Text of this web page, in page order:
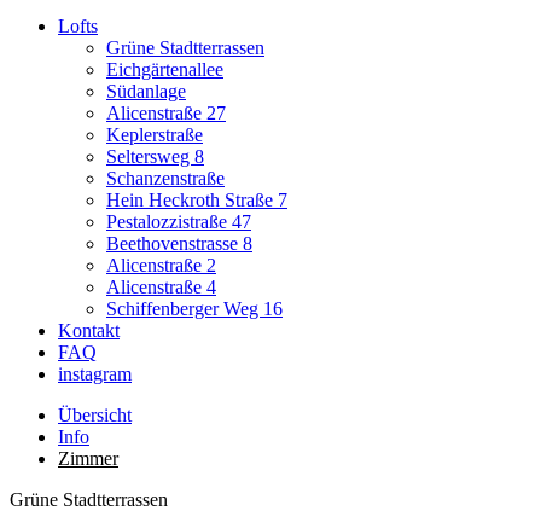
Lofts
Grüne Stadtterrassen
Eichgärtenallee
Südanlage
Alicenstraße 27
Keplerstraße
Seltersweg 8
Schanzenstraße
Hein Heckroth Straße 7
Pestalozzistraße 47
Beethovenstrasse 8
Alicenstraße 2
Alicenstraße 4
Schiffenberger Weg 16
Kontakt
FAQ
instagram
Übersicht
Info
Zimmer
Grüne Stadtterrassen